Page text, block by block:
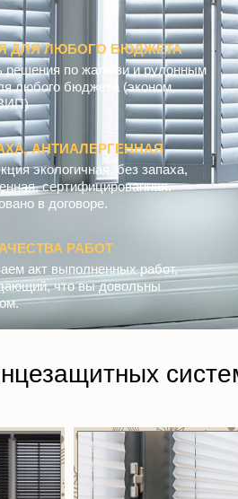
ДЛЯ ЛЮБОГО БЮДЖЕТА
решения по жалюзи и рулонным
любого бюджета (эконом,
АНТИАЛЕРГЕННАЯ
экологичная, без запаха,
сертифицированная.
в договоре.
РАБОТ
акт выполненных работ,
что вы довольны